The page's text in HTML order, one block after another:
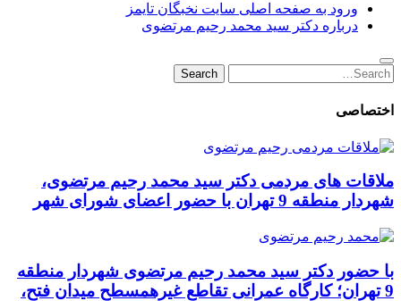
ورود به صفحه اصلی سایت نخبگان تایمز
درباره دکتر سید محمد رحیم مرتضوی
Search
for:
Search
اختصاصی
ملاقات های مردمی دکتر سید محمد رحیم مرتضوی،
شهردار منطقه 9 تهران با حضور اعضای شورای شهر
با حضور دکتر سید محمد رحیم مرتضوی شهردار منطقه
9 تهران؛ کارگاه عمرانی تقاطع غیرهمسطح میدان فتح،